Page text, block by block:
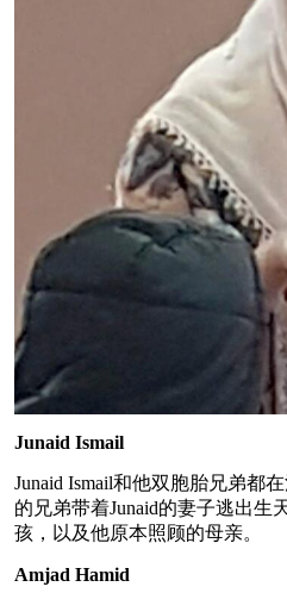
Junaid Ismail
Junaid Ismail和他双胞胎兄弟都
的兄弟带着Junaid的妻子逃出生
孩，以及他原本照顾的母亲。
Amjad Hamid